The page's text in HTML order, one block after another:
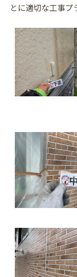
とに適切な工事プ